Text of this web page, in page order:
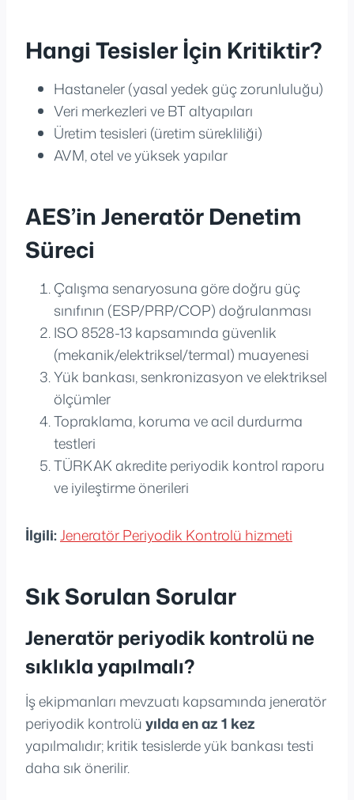
Hangi Tesisler İçin Kritiktir?
Hastaneler (yasal yedek güç zorunluluğu)
Veri merkezleri ve BT altyapıları
Üretim tesisleri (üretim sürekliliği)
AVM, otel ve yüksek yapılar
AES’in Jeneratör Denetim
Süreci
Çalışma senaryosuna göre doğru güç
sınıfının (ESP/PRP/COP) doğrulanması
ISO 8528-13 kapsamında güvenlik
(mekanik/elektriksel/termal) muayenesi
Yük bankası, senkronizasyon ve elektriksel
ölçümler
Topraklama, koruma ve acil durdurma
testleri
TÜRKAK akredite periyodik kontrol raporu
ve iyileştirme önerileri
İlgili:Jeneratör Periyodik Kontrolü hizmeti
Sık Sorulan Sorular
Jeneratör periyodik kontrolü ne
sıklıkla yapılmalı?
İş ekipmanları mevzuatı kapsamında jeneratör
periyodik kontrolüyılda en az 1 kez
yapılmalıdır; kritik tesislerde yük bankası testi
daha sık önerilir.